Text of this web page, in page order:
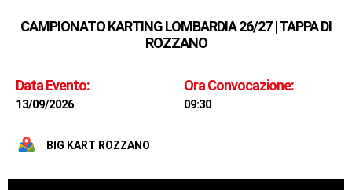
CAMPIONATO KARTING LOMBARDIA 26/27 | TAPPA DI
ROZZANO
Data Evento:
13/09/2026
Ora Convocazione:
09:30
BIG KART ROZZANO